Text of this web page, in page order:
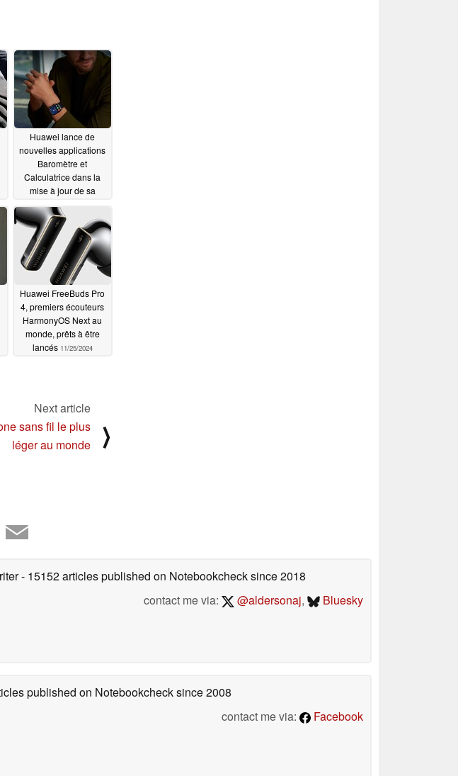
Huawei lance de
nouvelles applications
Baromètre et
Calculatrice dans la
mise à jour de sa
Huawei FreeBuds Pro
4, premiers écouteurs
HarmonyOS Next au
monde, prêts à être
lancés 11/25/2024
Next article
sans fil le plus
léger au monde
⟩
- 15152 articles published on Notebookchecksince 2018
contact me via:
@aldersonaj, Bluesky
published on Notebookchecksince 2008
contact me via:
Facebook